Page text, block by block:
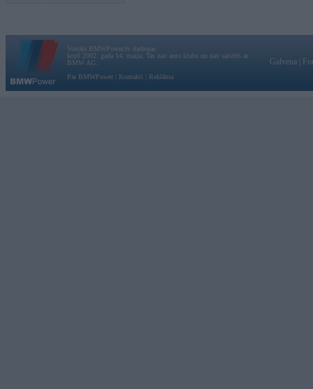
Vortāls BMWPower.lv darbojas
kopš 2002. gada 14. maija. Tas nav auto klubs un nav saistīts ar
BMW AG.
Par BMWPower
Kontakti Reklāma
Galvena